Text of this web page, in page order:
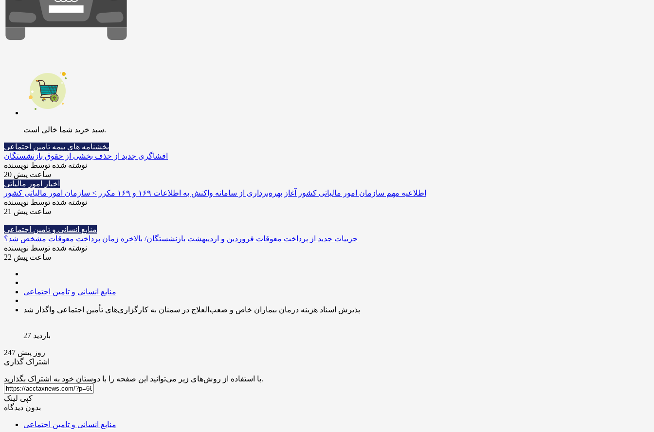
سبد خرید شما خالی است.
بخشنامه های بیمه تامین اجتماعی
افشاگری جدید از حذف بخشی از حقوق بازنشستگان
نوشته شده توسط نویسنده
20 ساعت پیش
اخبار امور مالیاتی
اطلاعیه مهم سازمان امور مالیاتی کشور آغاز بهره‌برداری از سامانه واکنش به اطلاعات ۱۶۹ و ۱۶۹ مکرر > سازمان امور مالیاتی کشور
نوشته شده توسط نویسنده
21 ساعت پیش
منابع انسانی و تامین اجتماعی
جزییات جدید از پرداخت معوقات فروردین و اردیبهشت بازنشستگان/ بالاخره زمان پرداخت معوقات مشخص شد؟
نوشته شده توسط نویسنده
22 ساعت پیش
منابع انسانی و تامین اجتماعی
پذیرش اسناد هزینه درمان بیماران خاص و صعب‌العلاج در سمنان به کارگزاری‌های تأمین اجتماعی واگذار شد
بازدید 27
247 روز پیش
اشتراک گذاری
با استفاده از روش‌های زیر می‌توانید این صفحه را با دوستان خود به اشتراک بگذارید.
کپی لینک
بدون دیدگاه
منابع انسانی و تامین اجتماعی